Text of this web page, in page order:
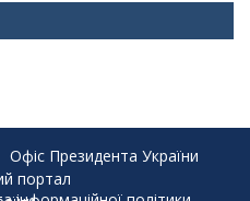
Офіс Президента України
портал